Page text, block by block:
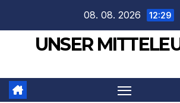
springen
08. 08. 2026 12:29
UNSER